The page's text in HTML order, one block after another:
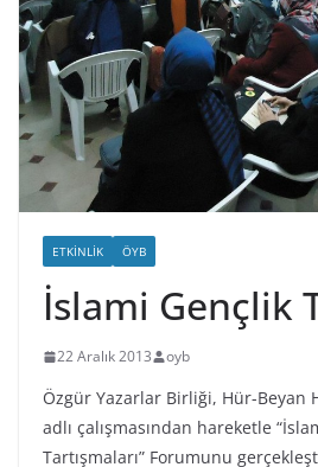
ETKINLIK ÖYB
İslami Gençlik
22 Aralık 2013 oyb
Özgür Yazarlar Birliği, Hür-Beyan
adlı çalışmasından hareketle
Tartışmaları” Forumunu